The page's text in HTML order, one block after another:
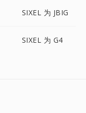
SIXEL 为 JBIG
SIXEL 为 G4